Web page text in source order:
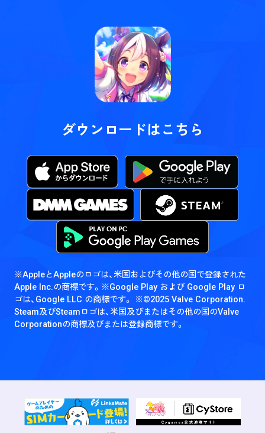
ダウンロードはこちら
※AppleとAppleのロゴは、米国およびその他の国で登録された
Apple Inc.の商標です。 ※Google Play および Google Play ロ
ゴは、Google LLC の商標です。
※©2025 Valve Corporation.
Steam及びSteamロゴは、米国及びまたはその他の国のValve
Corporationの商標及びまたは登録商標です。